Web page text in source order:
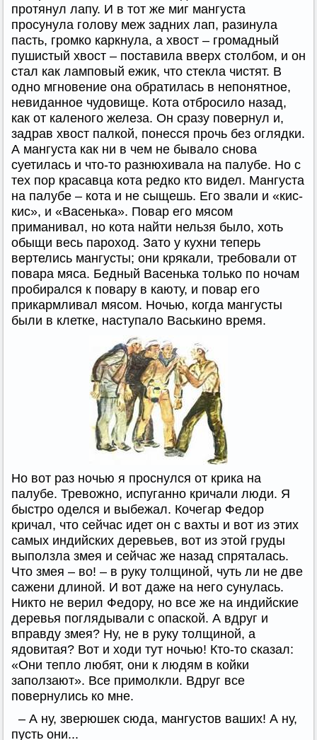
протянул лапу. И в тот же миг мангуста
просунула голову меж задних лап, разинула
пасть, громко каркнула, а хвост – громадный
пушистый хвост – поставила вверх столбом, и он
стал как ламповый ежик, что стекла чистят. В
одно мгновение она обратилась в непонятное,
невиданное чудовище. Кота отбросило назад,
как от каленого железа. Он сразу повернул и,
задрав хвост палкой, понесся прочь без оглядки.
А мангуста как ни в чем не бывало снова
суетилась и что-то разнюхивала на палубе. Но с
тех пор красавца кота редко кто видел. Мангуста
на палубе – кота и не сыщешь. Его звали и «кис-
кис», и «Васенька». Повар его мясом
приманивал, но кота найти нельзя было, хоть
обыщи весь пароход. Зато у кухни теперь
вертелись мангусты; они крякали, требовали от
повара мяса. Бедный Васенька только по ночам
пробирался к повару в каюту, и повар его
прикармливал мясом. Ночью, когда мангусты
были в клетке, наступало Васькино время.
Но вот раз ночью я проснулся от крика на
палубе. Тревожно, испуганно кричали люди. Я
быстро оделся и выбежал. Кочегар Федор
кричал, что сейчас идет он с вахты и вот из этих
самых индийских деревьев, вот из этой груды
выползла змея и сейчас же назад спряталась.
Что змея – во! – в руку толщиной, чуть ли не две
сажени длиной. И вот даже на него сунулась.
Никто не верил Федору, но все же на индийские
деревья поглядывали с опаской. А вдруг и
вправду змея? Ну, не в руку толщиной, а
ядовитая? Вот и ходи тут ночью! Кто-то сказал:
«Они тепло любят, они к людям в койки
заползают». Все примолкли. Вдруг все
повернулись ко мне.
– А ну, зверюшек сюда, мангустов ваших! А ну,
пусть они...